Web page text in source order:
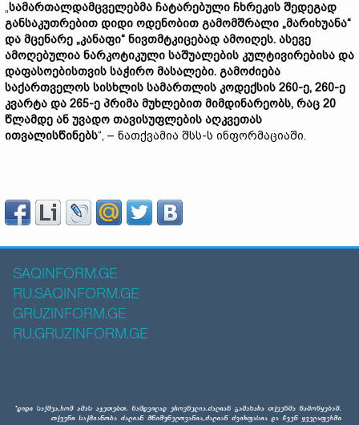
„სამართალდამცველებმა ჩატარებული ჩხრეკის შედეგად
განსაკუთრებით დიდი ოდენობით გამომშრალი „მარიხუანა“
და მცენარე „კანაფი“ ნივთმტკიცებად ამოიღეს. ასევე
ამოღებულია ნარკოტიკული საშუალების კულტივირებისა და
დაფასოებისთვის საჭირო მასალები. გამოძიება
საქართველოს სისხლის სამართლის კოდექსის 260-ე, 260-ე
კვარტა და 265-ე პრიმა მუხლებით მიმდინარეობს, რაც 20
წლამდე ან უვადო თავისუფლების აღკვეთას
ითვალისწინებს“, – ნათქვამია შსს-ს ინფორმაციაში.
SAQINFORM.GE
RU.SAQINFORM.GE
GRUZINFORM.GE
RU.GRUZINFORM.GE